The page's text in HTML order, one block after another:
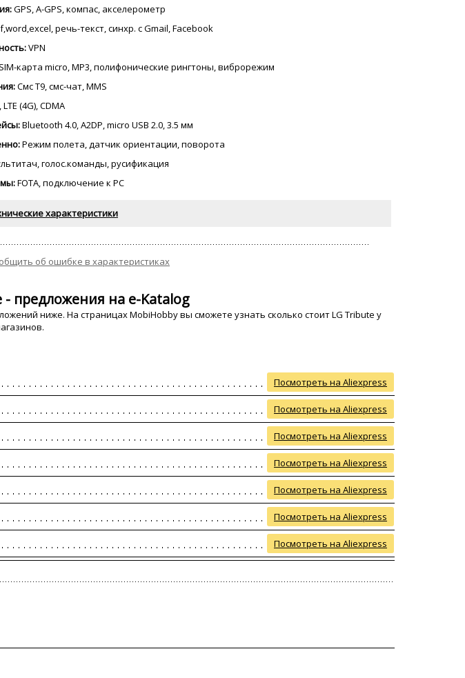
GPS, A-GPS, компас, акселерометр
речь-текст, синхр. с Gmail, Facebook
VPN
SIM-карта micro, MP3, полифонические рингтоны, виброрежим
Смс Т9, смс-чат, MMS
LTE (4G), CDMA
Bluetooth 4.0, A2DP, micro USB 2.0, 3.5 мм
Режим полета, датчик ориентации, поворота
голос.команды, русификация
FOTA, подключение к PC
характеристики
об ошибке в характеристиках
предложения на e-Katalog
ниже. На страницах MobiHobby вы сможете узнать сколько стоит LG Tribute у
Посмотреть на Aliexpress
Посмотреть на Aliexpress
Посмотреть на Aliexpress
Посмотреть на Aliexpress
Посмотреть на Aliexpress
Посмотреть на Aliexpress
Посмотреть на Aliexpress